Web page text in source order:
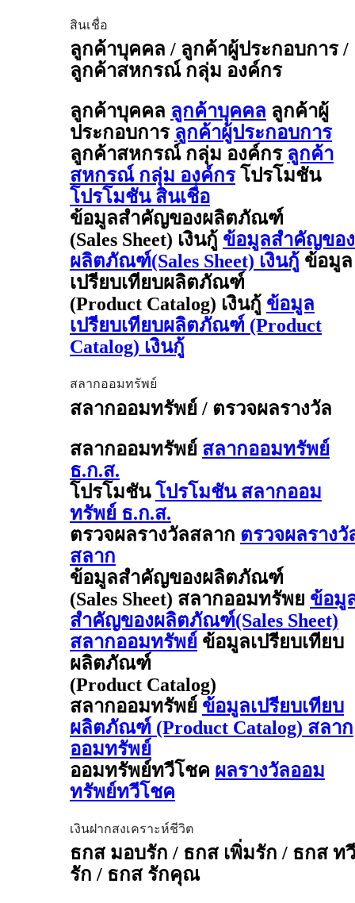
สินเชื่อ
ลูกค้าบุคคล / ลูกค้าผู้ประกอบการ /
ลูกค้าสหกรณ์ กลุ่ม องค์กร
ลูกค้าบุคคล ลูกค้าบุคคล ลูกค้าผู้
ประกอบการ ลูกค้าผู้ประกอบการ
ลูกค้าสหกรณ์ กลุ่ม องค์กร ลูกค้า
สหกรณ์ กลุ่ม องค์กร โปรโมชัน
โปรโมชัน สินเชื่อ
ข้อมูลสำคัญของผลิตภัณฑ์
(Sales Sheet) เงินกู้ ข้อมูลสำคัญของ
ผลิตภัณฑ์(Sales Sheet) เงินกู้ ข้อมูล
เปรียบเทียบผลิตภัณฑ์
(Product Catalog) เงินกู้ ข้อมูล
เปรียบเทียบผลิตภัณฑ์ (Product
Catalog) เงินกู้
สลากออมทรัพย์
สลากออมทรัพย์ / ตรวจผลรางวัล
สลากออมทรัพย์ สลากออมทรัพย์
ธ.ก.ส.
โปรโมชัน โปรโมชัน สลากออม
ทรัพย์ ธ.ก.ส.
ตรวจผลรางวัลสลาก ตรวจผลรางวั
สลาก
ข้อมูลสำคัญของผลิตภัณฑ์
(Sales Sheet) สลากออมทรัพย ข้อมู
สำคัญของผลิตภัณฑ์(Sales Sheet)
สลากออมทรัพย์ ข้อมูลเปรียบเทียบ
ผลิตภัณฑ์
(Product Catalog)
สลากออมทรัพย์ ข้อมูลเปรียบเทียบ
ผลิตภัณฑ์ (Product Catalog) สลาก
ออมทรัพย์
ออมทรัพย์ทวีโชค ผลรางวัลออม
ทรัพย์ทวีโชค
เงินฝากสงเคราะห์ชีวิต
ธกส มอบรัก / ธกส เพิ่มรัก / ธกส ทวี
รัก / ธกส รักคุณ